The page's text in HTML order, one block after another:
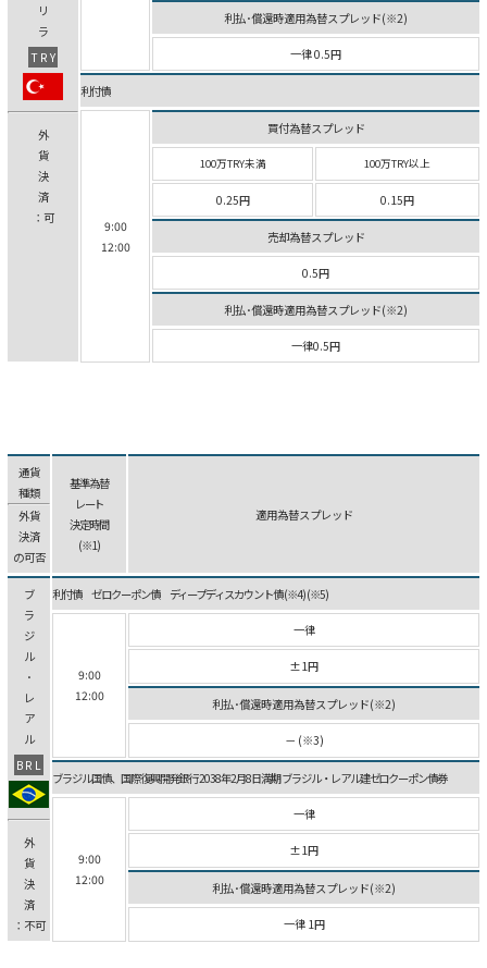
リ
ラ
TRY
外
貨
決
済
：可
利払･償還時適用為替スプレッド(※2)
一律 0.5円
利付債
9:00
12:00
買付為替スプレッド
100万TRY未満 100万TRY以上
0.25円 0.15円
売却為替スプレッド
0.5円
利払･償還時適用為替スプレッド(※2)
一律0.5円
通貨
種類
外貨
決済
の可否
基準為替
レート
決定時間
(※1)
適用為替スプレッド
ブ
ラ
ジ
ル
･
レ
ア
ル
BRL
外
貨
決
済
：不可
利付債 ゼロクーポン債 ディープディスカウント債 (※4) (※5)
9:00
12:00
一律
±1円
利払･償還時適用為替スプレッド(※2)
－ (※3)
ブラジル国債、国際復興開発銀行 2038年2月8日満期 ブラジル・レアル建ゼロクーポン債券
9:00
12:00
一律
±1円
利払･償還時適用為替スプレッド(※2)
一律 1円